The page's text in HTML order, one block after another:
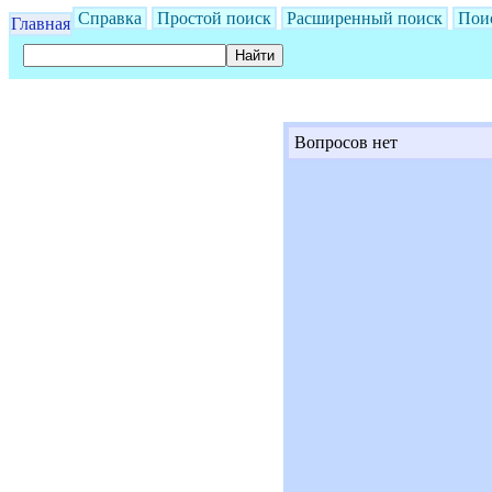
Главная Справка Простой поиск Расширенный поиск
Вопросов нет